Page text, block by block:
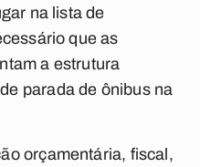
na lista de
que as
a estrutura
parada de ônibus na
orçamentária, fiscal,